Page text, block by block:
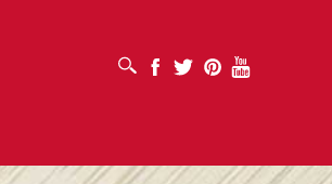
SUCHFELD ÖFFNENFacebook
Twitter PinterestYoutube